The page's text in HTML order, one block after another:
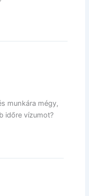
munkára mégy,
időre vízumot?